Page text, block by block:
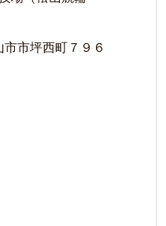
市坪西町７９６